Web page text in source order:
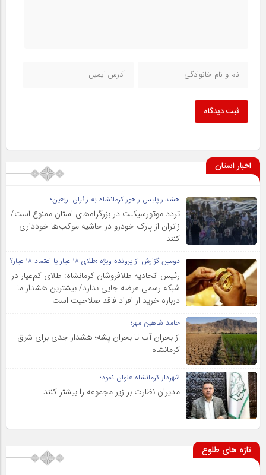
ثبت دیدگاه
اخبار استان
هشدار پلیس راهور کرمانشاه به زائران اربعین؛
تردد موتورسیکلت در بزرگراه‌های استان ممنوع است/
زائران از پارک خودرو در حاشیه موکب‌ها خودداری
کنند
دومین گزارش از پرونده ویژه :طلای ۱۸ عیار یا اعتماد ۱۸ عیار؟
رئیس اتحادیه طلافروشان کرمانشاه: طلای کم‌عیار در
شبکه رسمی عرضه جایی ندارد/ بیشترین هشدار ما
درباره خرید از افراد فاقد صلاحیت است
حامد شاهین مهر؛
از بحران آب تا بحران پشه؛ هشدار جدی برای شرق
کرمانشاه
شهردار کرمانشاه عنوان نمود؛
مدیران نظارت بر زیر مجموعه را بیشتر کنند
تازه های طلوع